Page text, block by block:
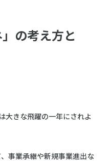
」の考え方と
大きな飛躍の一年にされよ
事業承継や新規事業進出な